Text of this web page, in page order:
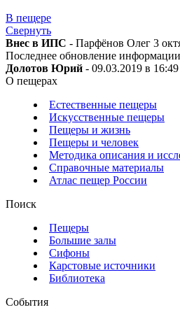
В пещере
Свернуть
Внес в ИПС - Парфёнов Олег 3
Последнее обновление
Долотов Юрий - 09.03.2019 в 16:49
О пещерах
Естественные пещеры
Искусственные пещеры
Пещеры и жизнь
Пещеры и человек
Методика описания и
Справочные материалы
Атлас пещер России
Поиск
Пещеры
Большие залы
Сифоны
Карстовые источники
Библиотека
События